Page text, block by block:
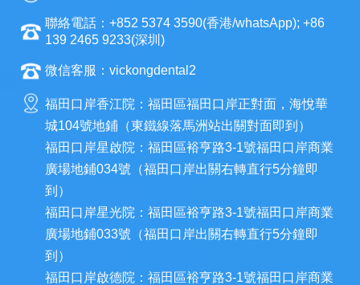
聯絡電話：+852 5374 3590(香港/whatsApp); +86
139 2465 9233(深圳)
微信客服：vickongdental2
福田口岸香江院：福田區福田口岸正對面，海悅華
城104號地鋪（東鐵線落馬洲站出關對面即到）
福田口岸星啟院：福田區裕亨路3-1號福田口岸商業
廣場地鋪034號（福田口岸出關右轉直行5分鐘即
到）
福田口岸星光院：福田區裕亨路3-1號福田口岸商業
廣場地鋪033號（福田口岸出關右轉直行5分鐘即
到）
福田口岸啟德院：福田區裕亨路3-1號福田口岸商業